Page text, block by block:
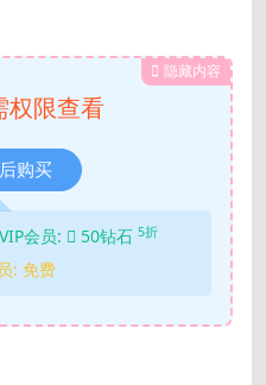
隐藏内容
权限查看
购买
VIP会员: 50钻石 5折
: 免费